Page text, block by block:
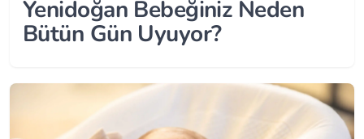
Yenidoğan Bebeğiniz Neden
Bütün Gün Uyuyor?